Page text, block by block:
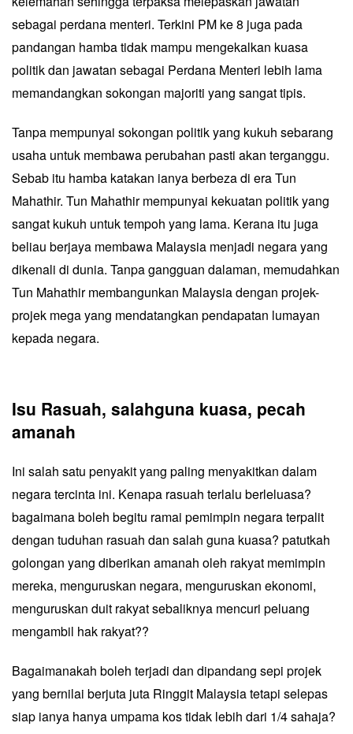
sebagai perdana menteri. Terkini PM ke 8 juga pada
pandangan hamba tidak mampu mengekalkan kuasa
politik dan jawatan sebagai Perdana Menteri lebih lama
memandangkan sokongan majoriti yang sangat tipis.
Tanpa mempunyai sokongan politik yang kukuh sebarang
usaha untuk membawa perubahan pasti akan terganggu.
Sebab itu hamba katakan ianya berbeza di era Tun
Mahathir. Tun Mahathir mempunyai kekuatan politik yang
sangat kukuh untuk tempoh yang lama. Kerana itu juga
beliau berjaya membawa Malaysia menjadi negara yang
dikenali di dunia. Tanpa gangguan dalaman, memudahkan
Tun Mahathir membangunkan Malaysia dengan projek-
projek mega yang mendatangkan pendapatan lumayan
kepada negara.
Isu Rasuah, salahguna kuasa, pecah
amanah
Ini salah satu penyakit yang paling menyakitkan dalam
negara tercinta ini. Kenapa rasuah terlalu berleluasa?
bagaimana boleh begitu ramai pemimpin negara terpalit
dengan tuduhan rasuah dan salah guna kuasa? patutkah
golongan yang diberikan amanah oleh rakyat memimpin
mereka, menguruskan negara, menguruskan ekonomi,
menguruskan duit rakyat sebaliknya mencuri peluang
mengambil hak rakyat??
Bagaimanakah boleh terjadi dan dipandang sepi projek
yang bernilai berjuta juta Ringgit Malaysia tetapi selepas
siap ianya hanya umpama kos tidak lebih dari 1/4 sahaja?